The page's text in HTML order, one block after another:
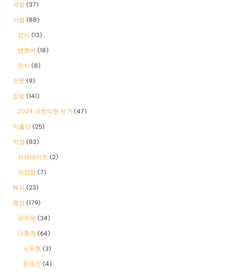
국방 (37)
사법 (88)
검사 (13)
변호사 (18)
판사 (8)
언론 (9)
입법 (141)
2024 국회의원 선거 (47)
저출산 (25)
직업 (83)
아르바이트 (2)
자영업 (7)
해외 (23)
행정 (179)
공무원 (34)
대통령 (64)
노무현 (3)
문재인 (4)